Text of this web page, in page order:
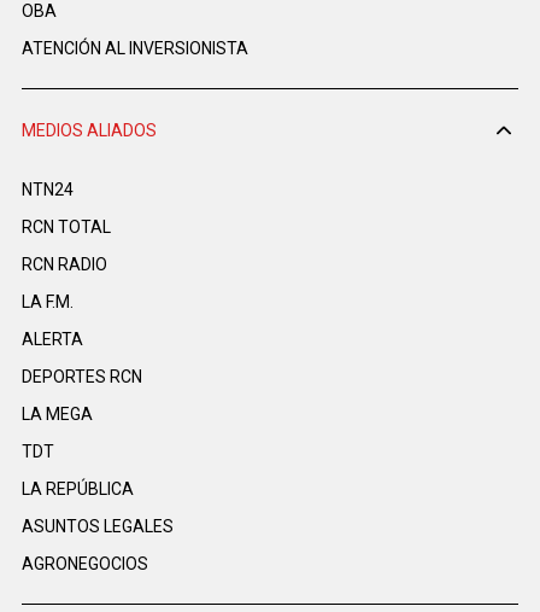
OBA
ATENCIÓN AL INVERSIONISTA
MEDIOS ALIADOS
NTN24
RCN TOTAL
RCN RADIO
LA F.M.
ALERTA
DEPORTES RCN
LA MEGA
TDT
LA REPÚBLICA
ASUNTOS LEGALES
AGRONEGOCIOS